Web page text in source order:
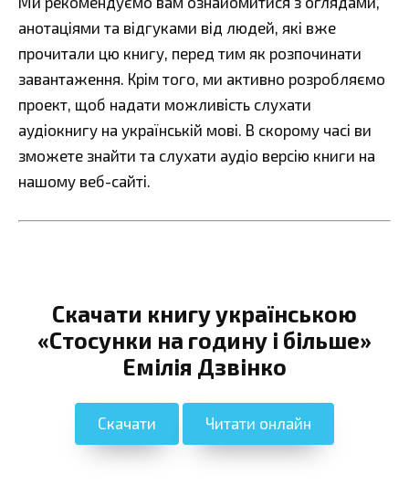
анотаціями та відгуками від людей, які вже
прочитали цю книгу, перед тим як розпочинати
завантаження. Крім того, ми активно розробляємо
проект, щоб надати можливість слухати
аудіокнигу на українській мові. В скорому часі ви
зможете знайти та слухати аудіо версію книги на
нашому веб-сайті.
Скачати книгу українською
«Стосунки на годину і більше»
Емілія Дзвінко
Скачати Читати онлайн